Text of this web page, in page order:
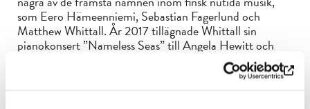
som Eero Hämeenniemi, Sebastian Fagerlund och
Matthew Whittall. År 2017 tillägnade Whittall sin
pianokonsert ”Nameless Seas” till Angela Hewitt och
Risto-Matti Marin, och Marin uruppförde verket i
Europa i november 2017 som solist med RSO under